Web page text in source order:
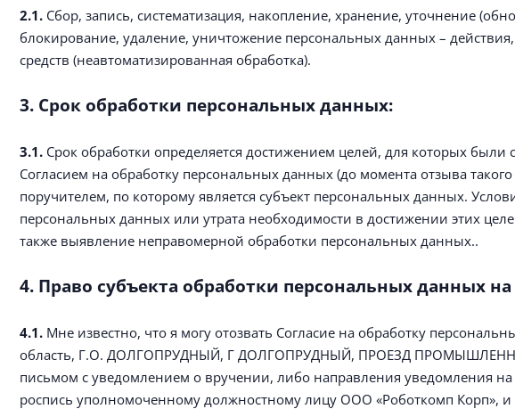
2.1. Сбор, запись, систематизация, накопление, хранение, уточнение
блокирование, удаление, уничтожение персональных данных –
средств (неавтоматизированная обработка).
3. Срок обработки персональных данных:
3.1. Срок обработки определяется достижением целей, для которых
Согласием на обработку персональных данных (до момента отзыва
поручителем, по которому является субъект персональных данных.
персональных данных или утрата необходимости в достижении этих
также выявление неправомерной обработки персональных данных..
4. Право субъекта обработки персональных данных на
4.1. Мне известно, что я могу отозвать Согласие на обработку
область, Г.О. ДОЛГОПРУДНЫЙ, Г ДОЛГОПРУДНЫЙ, ПРОЕЗД
письмом с уведомлением о вручении, либо направления уведомления
роспись уполномоченному должностному лицу ООО «Роботкомп Корп», и